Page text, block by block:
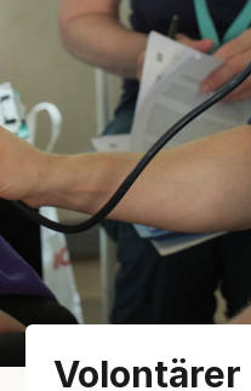
Volontärer